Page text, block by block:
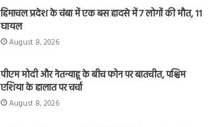
हिमाचल प्रदेश के चंबा में एक बस हादसे में 7 लोगों की मौत, 11
घायल
August 8, 2026
पीएम मोदी और नेतन्याहू के बीच फोन पर बातचीत, पश्चिम
एशिया के हालात पर चर्चा
August 8, 2026